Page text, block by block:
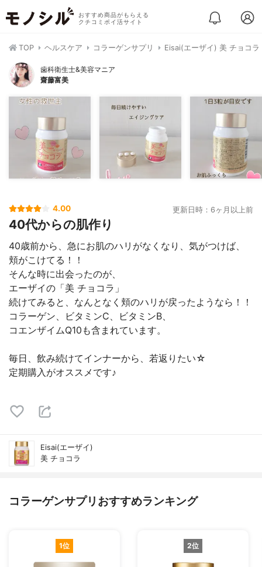
おすすめ商品がもらえる
クチコミポイ活サイト
TOP ヘルスケア コラーゲンサプリ Eisai(エーザイ) 美 チョコラ
歯科衛生士&美容マニア
齋藤富美
4.00 更新日時：6ヶ月以上前
40代からの肌作り
40歳前から、急にお肌のハリがなくなり、気がつけば、
頬がこけてる！！
そんな時に出会ったのが、
エーザイの「美 チョコラ」
続けてみると、なんとなく頬のハリが戻ったようなら！！
コラーゲン、ビタミンC、ビタミンB、
コエンザイムQ10も含まれています。
毎日、飲み続けてインナーから、若返りたい☆
定期購入がオススメです♪
Eisai(エーザイ)
美 チョコラ
コラーゲンサプリおすすめランキング
1位 2位